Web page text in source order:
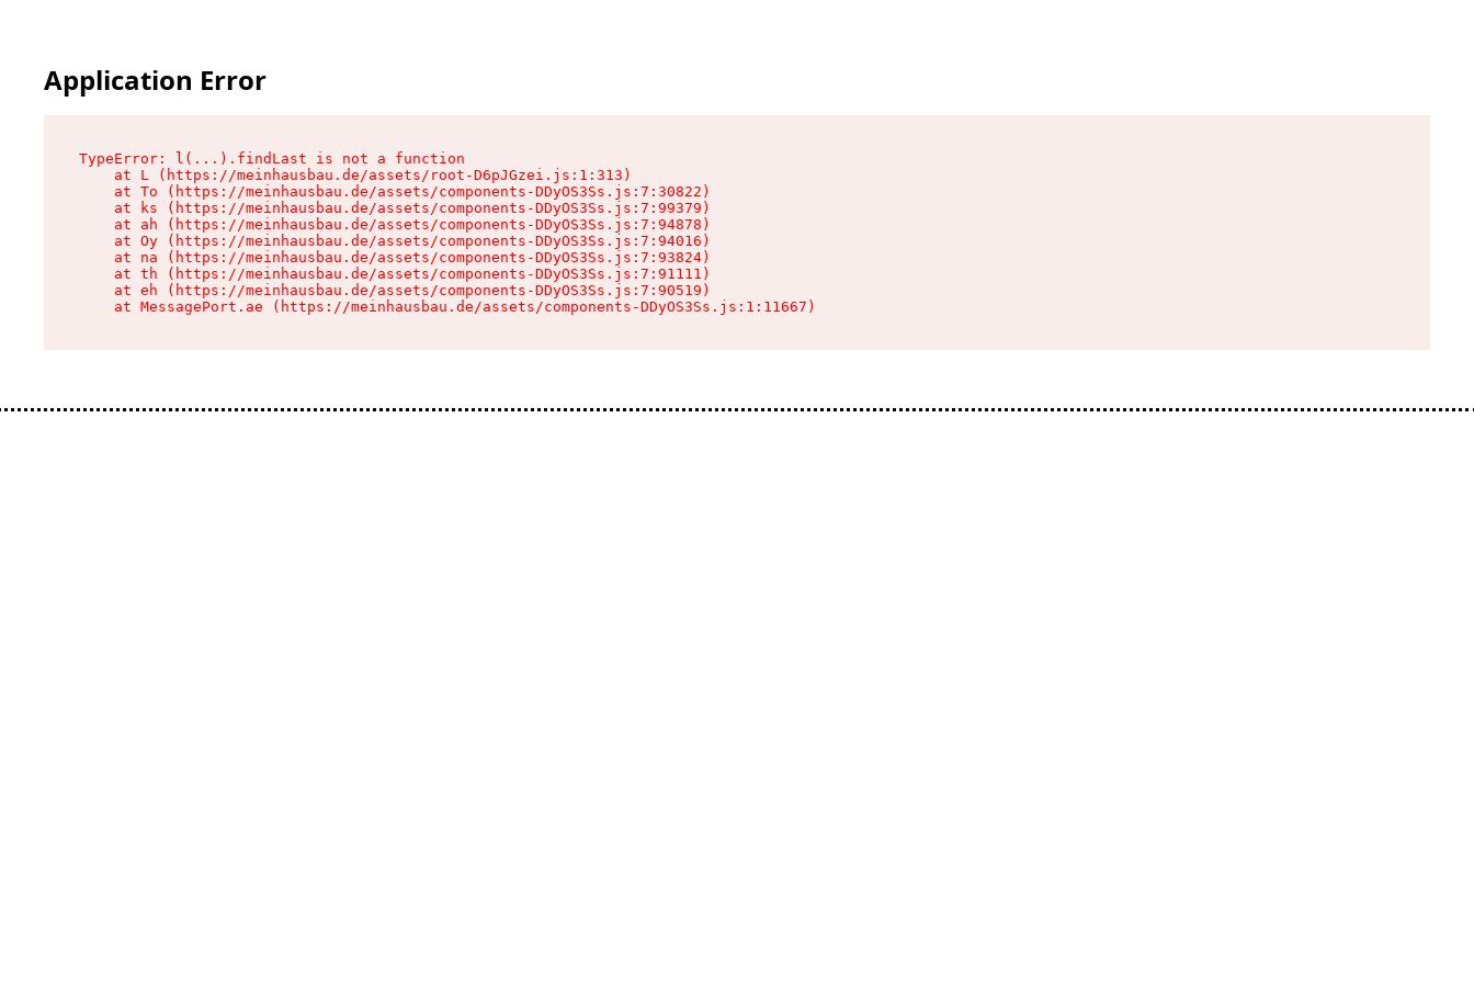
Application Error
TypeError: l(...).findLast is not a function
    at L (https://meinhausbau.de/assets/root-D6pJGzei.js:1:313)
    at To (https://meinhausbau.de/assets/components-DDyOS3Ss.js:7:30822)
    at ks (https://meinhausbau.de/assets/components-DDyOS3Ss.js:7:99379)
    at ah (https://meinhausbau.de/assets/components-DDyOS3Ss.js:7:94878)
    at Oy (https://meinhausbau.de/assets/components-DDyOS3Ss.js:7:94016)
    at na (https://meinhausbau.de/assets/components-DDyOS3Ss.js:7:93824)
    at th (https://meinhausbau.de/assets/components-DDyOS3Ss.js:7:91111)
    at eh (https://meinhausbau.de/assets/components-DDyOS3Ss.js:7:90519)
    at MessagePort.ae (https://meinhausbau.de/assets/components-DDyOS3Ss.js:1:11667)